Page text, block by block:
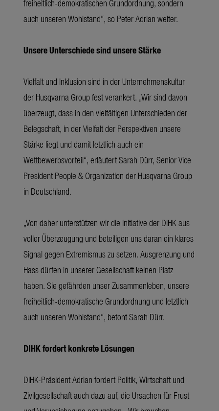
freiheitlich-demokratischen Grundordnung, sondern
auch unseren Wohlstand“, so Peter Adrian weiter.
Unsere Unterschiede sind unsere Stärke
Vielfalt und Inklusion sind in der Unternehmenskultur
der Husqvarna Group fest verankert. „Wir sind davon
überzeugt, dass in den vielfältigen Unterschieden der
Belegschaft, in der Vielfalt der Perspektiven unsere
Stärke liegt und damit letztlich auch ein
Wettbewerbsvorteil“, erläutert Sarah Dürr, Senior Vice
President People & Organization der Husqvarna Group
in Deutschland.
„Von daher unterstützen wir die Initiative der DIHK aus
voller Überzeugung und beteiligen uns daran ein klares
Signal gegen Extremismus zu setzen. Ausgrenzung und
Hass dürfen in unserer Gesellschaft keinen Platz
haben. Sie gefährden unser Zusammenleben, unsere
freiheitlich-demokratische Grundordnung und letztlich
auch unseren Wohlstand“, betont Sarah Dürr.
DIHK fordert konkrete Lösungen
DIHK-Präsident Adrian fordert Politik, Wirtschaft und
Zivilgesellschaft auch dazu auf, die Ursachen für Frust